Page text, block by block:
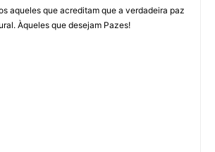
aqueles que acreditam que a verdadeira paz
Àqueles que desejam Pazes!